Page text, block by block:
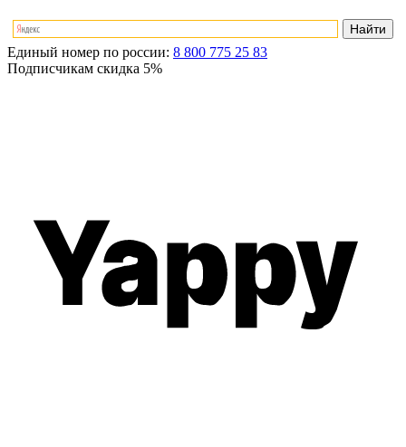
Единый номер по россии: 8 800 775 25 83
Подписчикам скидка 5%